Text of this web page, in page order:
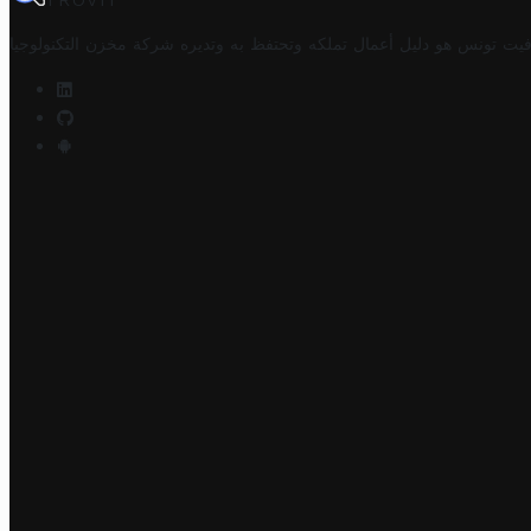
تونس هو دليل أعمال تملكه وتحتفظ به وتديره شركة مخزن التكنولوجيا